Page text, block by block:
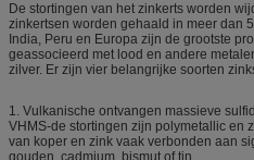
De stortingen van het zinkerts worden
zinkertsen worden gehaald in meer dan
India, Peru en Europa zijn de grootste
geassocieerd met lood en andere
zilver. Er zijn vier belangrijke soorten
1. Vulkanische ontvangen massieve
VHMS-de stortingen zijn polymetallic en
van koper en zink vaak verbonden aan
gouden, cadmium, bismut of tin.